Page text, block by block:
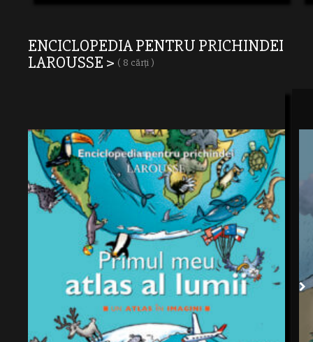
ENCICLOPEDIA PENTRU PRICHINDEI
LAROUSSE > ( 8 cărți )